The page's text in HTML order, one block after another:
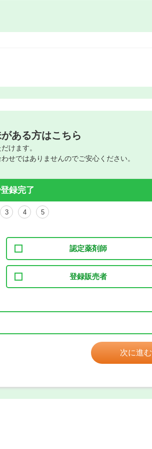
ある方はこちら
けます。
せではありませんのでご安心ください。
録完了
3 4 5
認定薬剤師
登録販売者
次に進む